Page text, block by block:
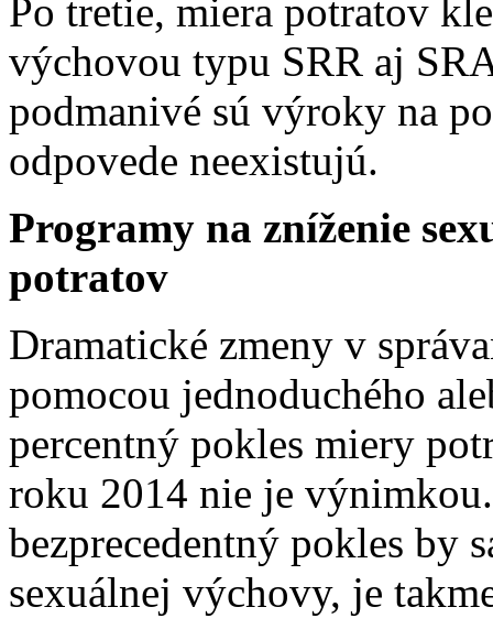
Po tretie, miera potratov
výchovou typu SRR aj
podmanivé sú výroky na
odpovede neexistujú.
Programy na zníženie
potratov
Dramatické zmeny v
pomocou jednoduchého
percentný pokles miery
roku 2014 nie je
bezprecedentný pokles by
sexuálnej výchovy, je